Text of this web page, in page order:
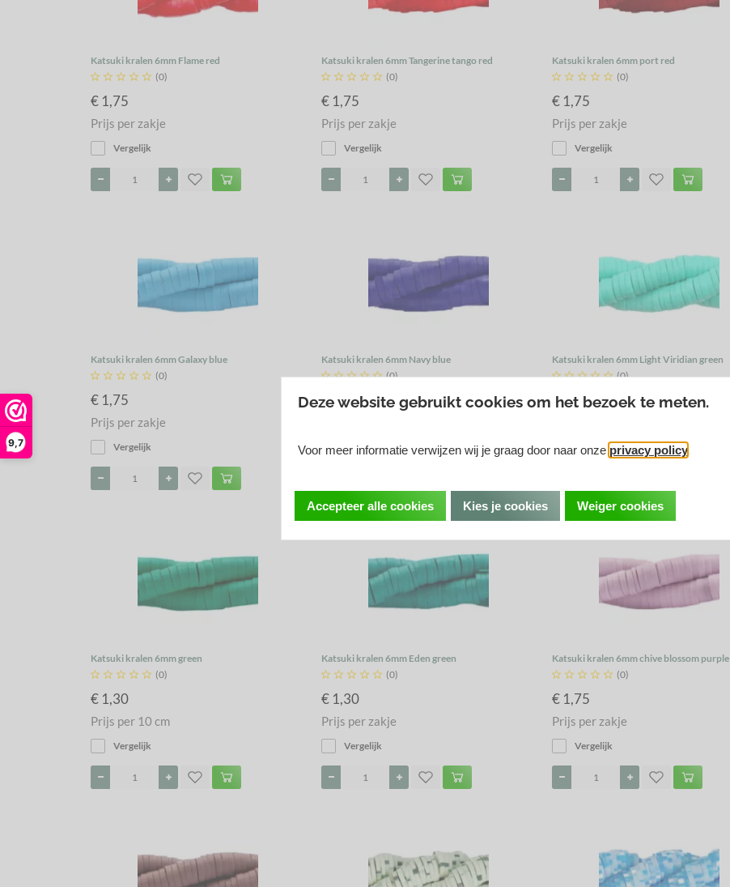
9,7
Katsuki kralen 6mm Flame red
     (0)
€ 1,75
Prijs per zakje
Vergelijk
Katsuki kralen 6mm Tangerine tango red
     (0)
€ 1,75
Prijs per zakje
Vergelijk
Katsuki kralen 6mm port red
     (0)
€ 1,75
Prijs per zakje
Vergelijk
Katsuki kralen 6mm Galaxy blue
     (0)
€ 1,75
Prijs per zakje
Vergelijk
Katsuki kralen 6mm Navy blue
 (0)
€ 1,75
Vergelijk
Katsuki kralen 6mm Light Viridian green
 (0)
€ 1,75
Vergelijk
Katsuki kralen 6mm green
     (0)
€ 1,30
Prijs per 10 cm
Vergelijk
Katsuki kralen 6mm Eden green
     (0)
€ 1,30
Prijs per zakje
Vergelijk
Katsuki kralen 6mm chive blossom purple
     (0)
€ 1,75
Prijs per zakje
Vergelijk
Deze website gebruikt cookies om het bezoek te meten.
Voor meer informatie verwijzen wij je graag door naar onze privacy policy.
Accepteer alle cookies Kies je cookies Weiger cookies